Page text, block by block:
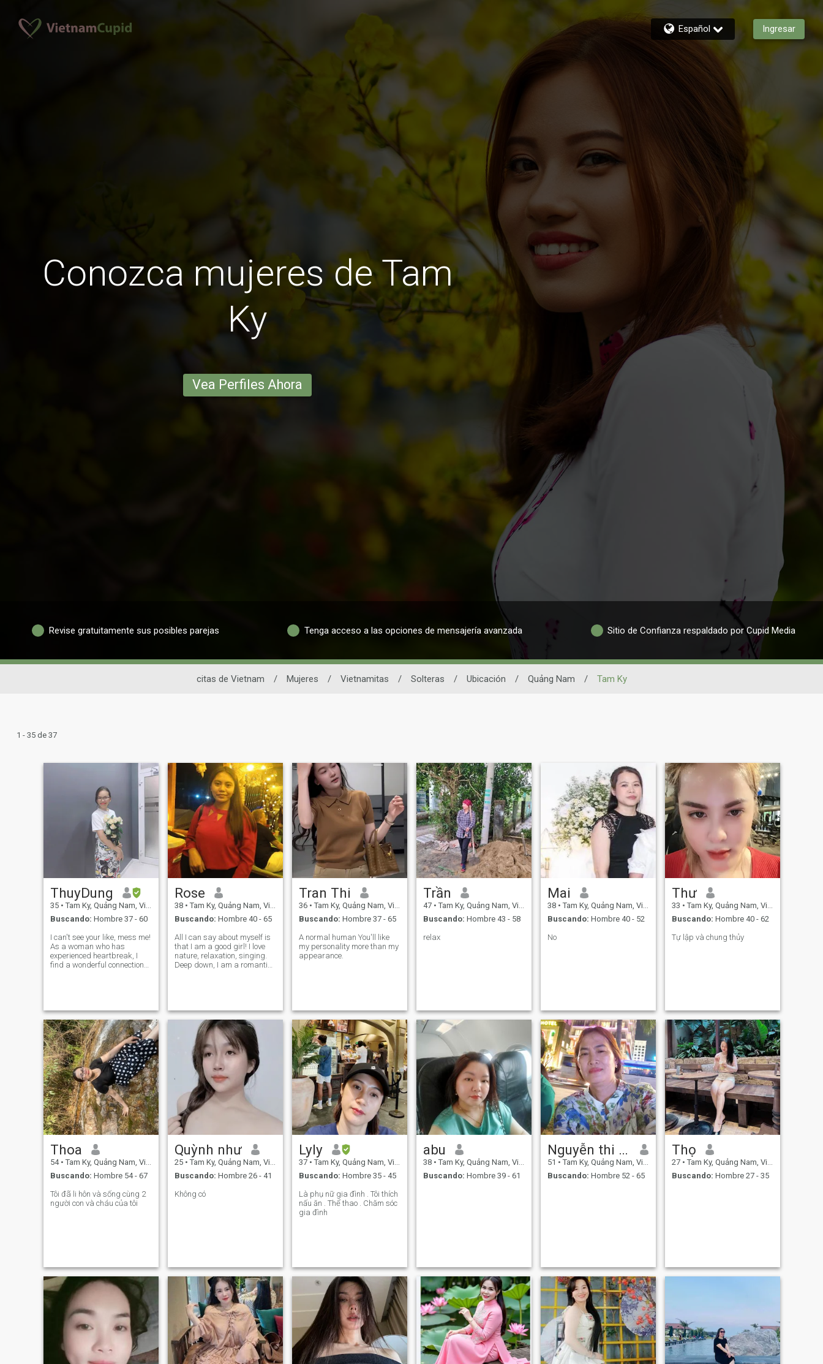
Español Ingresar
Conozca mujeres de Tam
Ky
Vea Perfiles Ahora
Revise gratuitamente sus posibles parejas Tenga acceso a las opciones de mensajería avanzada Sitio de Confianza respaldado por Cupid Media
citas de Vietnam / Mujeres / Vietnamitas / Solteras / Ubicación / Quảng Nam / Tam Ky
1 - 35 de 37
ThuyDung
35 • Tam Ky, Quảng Nam, Vietnam
Buscando: Hombre 37 - 60
I can't see your like, mess me!
As a woman who has
experienced heartbreak, I
find a wonderful connection
between us. We both
understand the cost of a
Rose
38 • Tam Ky, Quảng Nam, Vietnam
Buscando: Hombre 40 - 65
All I can say about myself is
that I am a good girl! I love
nature, relaxation, singing.
Deep down, I am a romantic.
girl. I try to fo
Tran Thi
36 • Tam Ky, Quảng Nam, Vietnam
Buscando: Hombre 37 - 65
A normal human You'll like
my personality more than my
appearance.
Trần
47 • Tam Ky, Quảng Nam, Vietnam
Buscando: Hombre 43 - 58
relax ​
Mai
38 • Tam Ky, Quảng Nam, Vietnam
Buscando: Hombre 40 - 52
No
Thư
33 • Tam Ky, Quảng Nam, Vietnam
Buscando: Hombre 40 - 62
Tự lập và chung thủy
Thoa
54 • Tam Ky, Quảng Nam, Vietnam
Buscando: Hombre 54 - 67
Tôi đã li hôn và sống cùng 2
người con và cháu của tôi
Quỳnh như
25 • Tam Ky, Quảng Nam, Vietnam
Buscando: Hombre 26 - 41
Không có
Lyly
37 • Tam Ky, Quảng Nam, Vietnam
Buscando: Hombre 35 - 45
Là phụ nữ gia đình . Tôi thích
nấu ăn . Thể thao . Chăm sóc
gia đình
abu
38 • Tam Ky, Quảng Nam, Vietnam
Buscando: Hombre 39 - 61
Nguyễn thi Vân LUONG
51 • Tam Ky, Quảng Nam, Vietnam
Buscando: Hombre 52 - 65
Thọ
27 • Tam Ky, Quảng Nam, Vietnam
Buscando: Hombre 27 - 35